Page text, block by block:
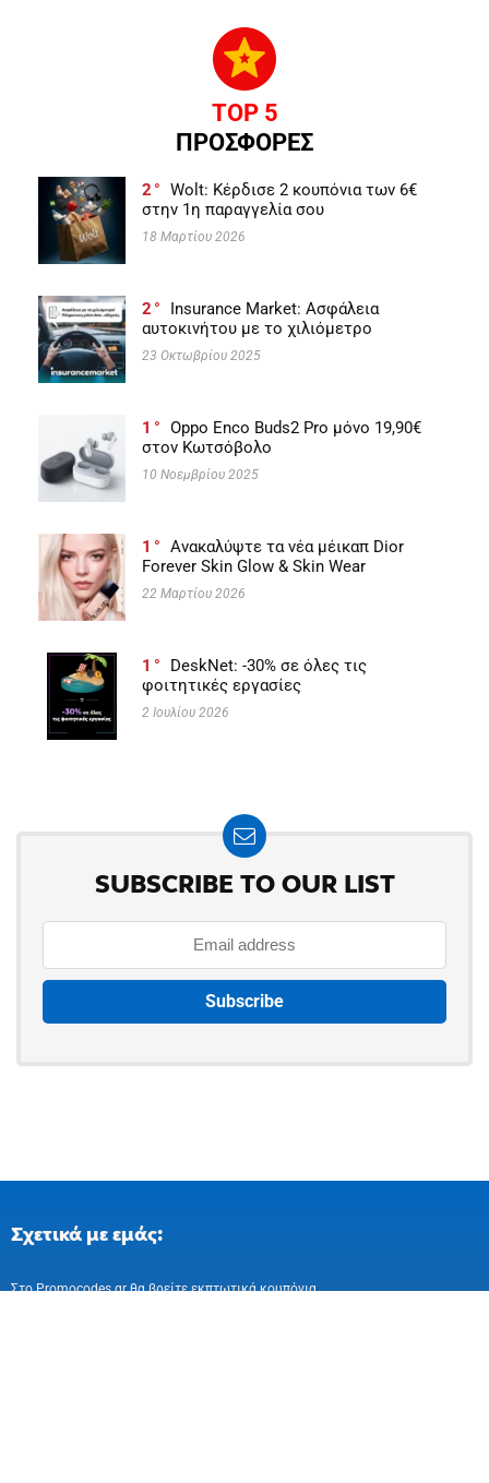
TOP 5
ΠΡΟΣΦΟΡΕΣ
2
Wolt: Κέρδισε 2 κουπόνια των 6€
στην 1η παραγγελία σου
18 Μαρτίου 2026
2
Insurance Market: Ασφάλεια
αυτοκινήτου με το χιλιόμετρο
23 Οκτωβρίου 2025
1
Oppo Enco Buds2 Pro μόνο 19,90€
στον Κωτσόβολο
10 Νοεμβρίου 2025
1
Ανακαλύψτε τα νέα μέικαπ Dior
Forever Skin Glow & Skin Wear
22 Μαρτίου 2026
1
DeskNet: -30% σε όλες τις
φοιτητικές εργασίες
2 Ιουλίου 2026
SUBSCRIBE TO OUR LIST
Σχετικά με εμάς:
Στo Promocodes.gr θα βρείτε εκπτωτικά κουπόνια